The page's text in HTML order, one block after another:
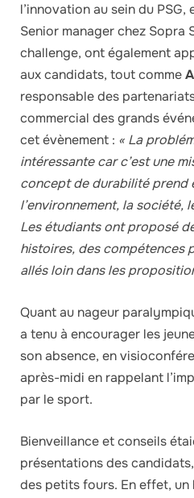
l’innovation au sein du PSG,
Senior manager chez Sopra
challenge, ont également
aux candidats, tout comme
responsable des
commercial des grands
cet évènement : « La
intéressante car c’est une
concept de durabilité prend
l’environnement, la société,
Les étudiants ont proposé
histoires, des compétences
allés loin dans les
Quant au nageur
a tenu à encourager les
son absence, en
après-midi en rappelant
par le sport.
Bienveillance et conseils
présentations des
des petits fours. En effet,